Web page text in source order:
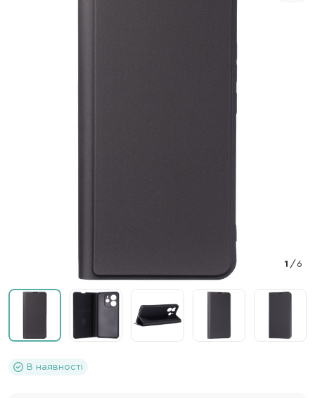
1 / 6
В наявності